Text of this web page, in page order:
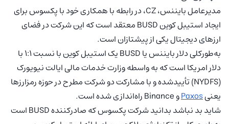
مدیرعامل بایننس، CZ، در رابطه با همکاری خود با پکسوس برای
ایجاد استیبل کوین BUSD معتقد است که این شرکت در فضای
ارزهای دیجیتال یکی از پیشتازان است.
به‌طورکلی دلار بایننس یا BUSD یک استیبل کوین با نسبت 1:1 با
دلار امریکا است که به واسطه وزارت خدمات مالی ایالت نیویورک
(NYDFS) تأییدشده و با مشارکت دو شرکت مطرح در حوزه رمزارزها
یعنیPaxosو Binance راه‌اندازی شده است.
شاید بد نباشد بدانید شرکت پکسوس که صادرکننده BUSD است